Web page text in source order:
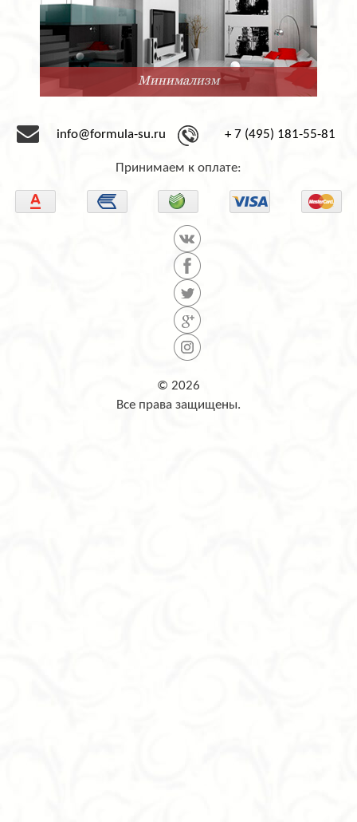
Минимализм
info@formula-su.ru + 7 (495) 181-55-81
Принимаем к оплате:
© 2026
Все права защищены.